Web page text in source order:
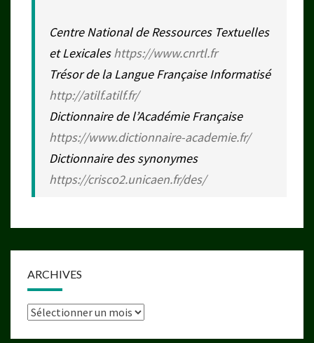
Centre National de Ressources Textuelles
et Lexicaleshttps://www.cnrtl.fr
Trésor de la Langue Française Informatisé
http://atilf.atilf.fr/
Dictionnaire de l’Académie Française
https://www.dictionnaire-academie.fr/
Dictionnaire des synonymes
https://crisco2.unicaen.fr/des/
ARCHIVES
Archives